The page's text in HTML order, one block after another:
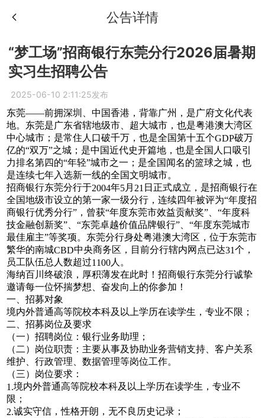
公告详情
“梦工场”招商银行东莞分行2026届暑期
实习生招聘公告
2025-06-10 2:11:25发布
东莞——前拥深圳、中国香港，背靠广州，是广府文化代表
地。东莞是广东省辖地级市、超大城市，也是粤港澳大湾区
中心城市；是常住人口破千万，也是全国第十五个GDP破万
亿的“双万”之城；是中国近代史开篇地，也是全国人口吸引
力排名第四的“年轻”城市之一；是全国闻名的篮球之城，也
是连续七年入选新一线的全国文明城市。
招商银行东莞分行于2004年5月 21 日正式成立，是招商银行在
全国地级市设立的第一家一级分行，连续四年被评为“年度招
商银行优秀分行”，曾获“年度东莞市效益贡献奖”、“年度科
技金融创新奖”、“东莞卓越价值品牌银行”、“年度东莞城市
最佳雇主”等奖项。东莞分行身处粤港澳大湾区，位于东莞市
繁华的南城CBD中央商务区，目前分行辖内网点已达31个，
员工队伍总人数超过1100人。
海纳百川终破浪，厚积薄发在此时！招商银行东莞分行诚挚
邀请每一位怀揣梦想、奋发向上的你参加！
一、招募对象
境内外普通高等院校本科及以上学历在读学生，专业不限；
二、招募岗位及要求
（一）招聘岗位：银行业务助理；
（二）岗位职责：主要从事及协助业务营销支持、客户关系
维护、行政管理、数据管理等岗位工作。
（三）岗位要求：
1. 境内外普通高等院校本科及以上学历在读学生，专业不
限；
2. 诚实守信，性格开朗，无不良历史记录；